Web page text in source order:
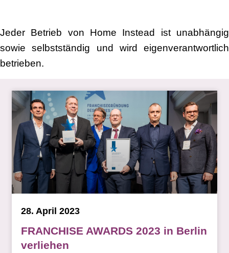
Jeder Betrieb von Home Instead ist unabhängig
sowie selbstständig und wird eigenverantwortlich
betrieben.
FRANCHISE AWARDS 2023 in Berlin
verliehen
28. April 2023